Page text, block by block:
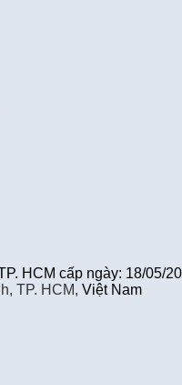
HCM cấp ngày: 18/05/
TP. HCM, Việt Nam